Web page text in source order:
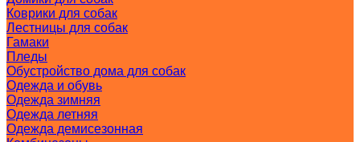
Коврики для собак
Лестницы для собак
Гамаки
Пледы
Обустройство дома для собак
Одежда и обувь
Одежда зимняя
Одежда летняя
Одежда демисезонная